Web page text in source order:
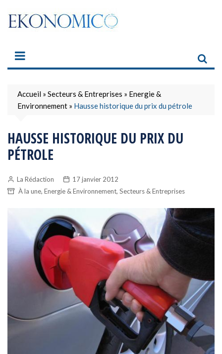
content
Accueil » Secteurs & Entreprises » Energie &
Environnement » Hausse historique du prix du pétrole
HAUSSE HISTORIQUE DU PRIX DU
PÉTROLE
La Rédaction
17 janvier 2012
À la une, Energie & Environnement, Secteurs & Entreprises